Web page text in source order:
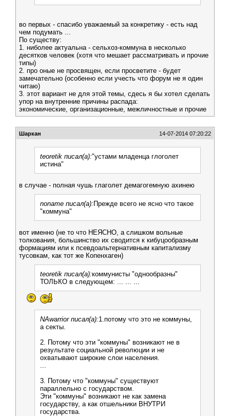
во первых - спасибо уважаемый за конкретику - есть над
чем подумать ...
По существу:
1. ниболее актуальна - сельхоз-коммуна в несколько
десятков человек (хотя что мешает рассматривать и прочие
типы)
2. про оные не просвящен, если просветите - будет
замечательно (особенно если учесть что форум не я один
читаю)
3. этот вариант не для этой темы, сдесь я бы хотел сделать
упор на внутренние причины распада:
экономические, организационные, межличностные и прочие
Шаркан 14-07-2014 07:20:22
teoretik писал(а):"устами младенца глоголет
истина"
в случае - полная чушь глаголет демагогемную ахинею
noname писал(а): Прежде всего не ясно что такое
"коммуна"
вот именно (не то что НЕЯСНО, а слишком вольные
толкования, большинство их сводится к кибуцообразным
формациям или к псевдоальтернативным капитализму
тусовкам, как тот же Копенхаген)
teoretik писал(а):коммунисты "однообразны"
ТОЛЬКО в следующем: ... ... ...
NAwarrior писал(а):1.потому что это не коммуны,
а секты.
2. Потому что эти "коммуны" возникают не в
результате социальной революции и не
охватывают широкие слои населения.
...
3. Потому что "коммуны" существуют
параллельно с государством.
Эти "коммуны" возникают не как замена
государству, а как отшельники ВНУТРИ
государства.